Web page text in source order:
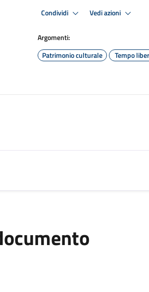
Condividi Vedi azioni
Argomenti:
Patrimonio culturale
Tempo